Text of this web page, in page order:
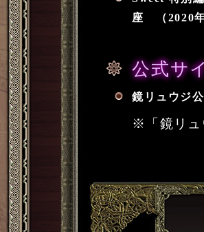
座 （2020年
公式サ
鏡リュウジ
※「鏡リュ